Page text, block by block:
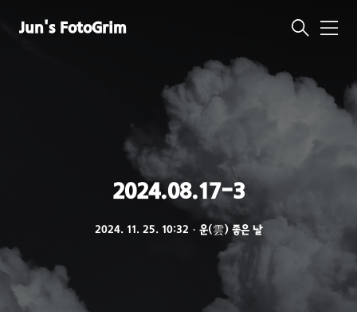
Jun's FotoGrim
메
2024.08.17-3
2024. 11. 25. 10:32 ㆍ 운(雲) 좋은 날